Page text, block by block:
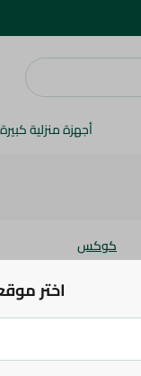
أجهزة منزلية كبيرة
كوكس
ملح هيمالايا
اختر